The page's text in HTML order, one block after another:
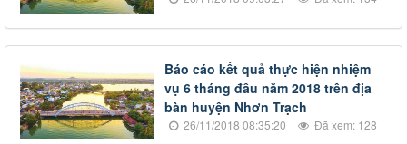
Báo cáo kết quả thực hiện nhiệm
vụ 6 tháng đầu năm 2018 trên địa
bàn huyện Nhơn Trạch
26/11/2018 08:35:20 Đã xem: 128